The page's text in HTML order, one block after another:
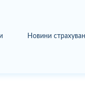
Новини